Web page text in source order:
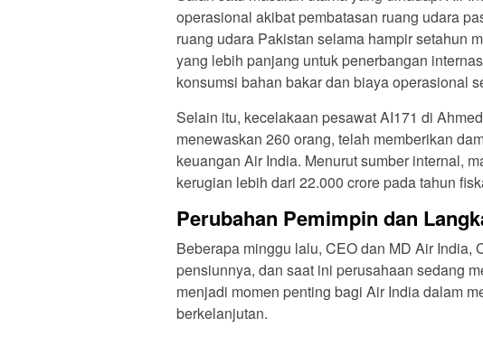
operasional akibat pembatasan ruang udara
ruang udara Pakistan selama hampir setahun
yang lebih panjang untuk penerbangan
konsumsi bahan bakar dan biaya operasional
Selain itu, kecelakaan pesawat AI171 di
menewaskan 260 orang, telah memberikan
keuangan Air India. Menurut sumber internal,
kerugian lebih dari 22.000 crore pada tahun
Perubahan Pemimpin dan
Beberapa minggu lalu, CEO dan MD Air India,
pensiunnya, dan saat ini perusahaan sedang
menjadi momen penting bagi Air India dalam
berkelanjutan.